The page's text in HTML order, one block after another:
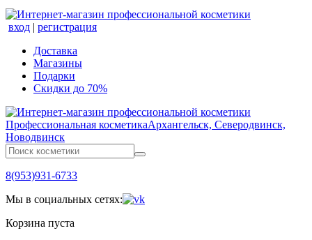
вход | регистрация
Доставка
Магазины
Подарки
Скидки до 70%
Профессиональная косметикаАрхангельск, Северодвинск,
Новодвинск
8(953)931-6733
Мы в социальных сетях:
Корзина пуста